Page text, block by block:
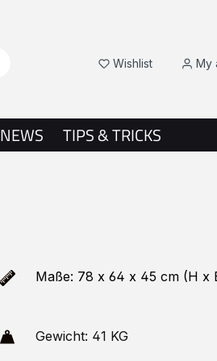
WishlistYou have 0
My
NEWS TIPS & TRICKS
Maße: 78 x 64 x 45 cm (H x
Gewicht: 41 KG